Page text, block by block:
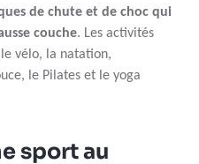
de chute et de choc qui
couche. Les activités
vélo, la natation,
le Pilates et le yoga
sport au